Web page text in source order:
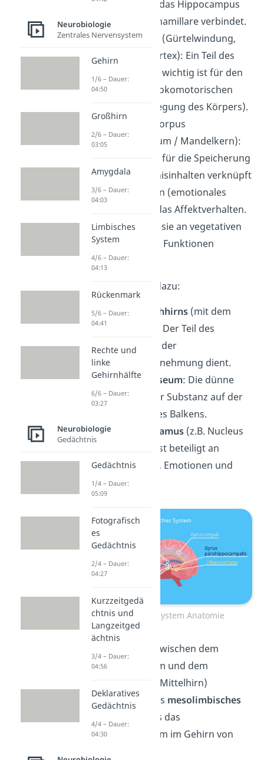
Faserbündel, das Hippocampus
und Corpus mamillare verbindet.
Gyrus cinguli (Gürtelwindung,
cingulärer Cortex): Ein Teil des
Endhirns, das wichtig ist für den
psycho- und lokomotorischen
Antrieb (Bewegung des Körpers).
Amygdala
(Corpus
amygdaloideum / Mandelkern):
Sie ist wichtig für die Speicherung
von Gedächtnisinhalten verknüpft
mit Emotionen (emotionales
Lernen) und das Affektverhalten.
Außerdem ist sie an vegetativen
und sexuellen Funktionen
beteiligt.
Oft zählen auch dazu:
Teile des
Riechhirns(mit dem
Riechkolben): Der Teil des
Endhirns, der der
Geruchswahrnehmung dient.
Indusium griseum: Die dünne
Schicht grauer Substanz auf der
Oberfläche des Balkens.
Teile des
Thalamus (z.B. Nucleus
anterior): Er ist beteiligt an
Wachsamkeit, Emotionen und
Gedächtnis.
Limbisches System Anatomie
Die Verbindung zwischen dem
limbischen System und dem
Mesencephalon (Mittelhirn)
bezeichnest du als mesolimbisches
. Es gilt als das
Belohnungssystem im Gehirn von
Neurobiologie
Zentrales Nervensystem
Gehirn
1/6 – Dauer:
04:50
Großhirn
2/6 – Dauer:
03:05
Amygdala
3/6 – Dauer:
04:03
Limbisches
System
4/6 – Dauer:
04:13
Rückenmark
5/6 – Dauer:
04:41
Rechte und
linke
Gehirnhälfte
6/6 – Dauer:
03:27
Neurobiologie
Gedächtnis
Gedächtnis
1/4 – Dauer:
05:09
Fotografisch
es
Gedächtnis
2/4 – Dauer:
04:27
Kurzzeitgedä
chtnis und
Langzeitged
ächtnis
3/4 – Dauer:
04:56
Deklaratives
Gedächtnis
4/4 – Dauer:
04:30